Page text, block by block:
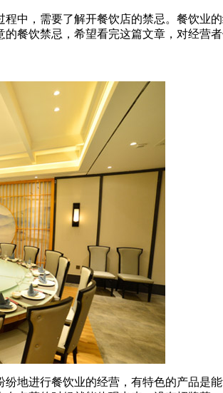
中，需要了解开餐饮店的禁忌。餐饮
餐饮禁忌，希望看完这篇文章，对经营者
地进行餐饮业的经营，有特色的产品是